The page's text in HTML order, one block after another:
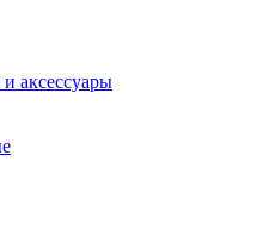
аксессуары